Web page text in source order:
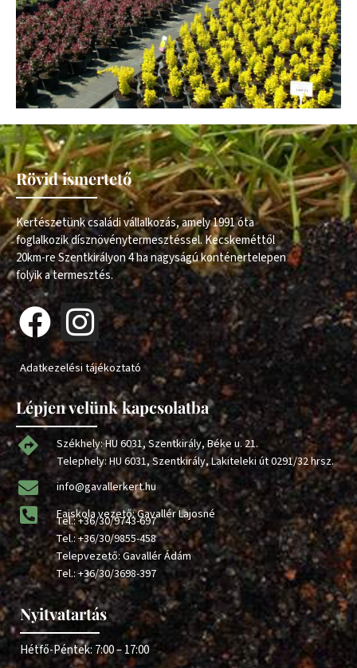
Rövid ismertető
Kertészetünk családi vállalkozás, amely 1991 óta
foglalkozik dísznövénytermesztéssel. Kecskeméttől
20km-re Szentkirályon 4 ha nagyságú konténertelepen
folyik a termesztés.
Adatkezelési tájékoztató
Lépjen velünk kapcsolatba
Székhely: HU 6031, Szentkirály, Béke u. 21.
Telephely: HU 6031, Szentkirály, Lakiteleki út 0291/32 hrsz.
info@gavallerkert.hu
Faiskola vezető: Gavallér Lajosné
Tel.:+36/30/9743-697
Tel.:+36/30/9855-458
Telepvezető: Gavallér Ádám
Tel.:+36/30/3698-397
Nyitvatartás
Hétfő-Péntek: 7:00 – 17:00